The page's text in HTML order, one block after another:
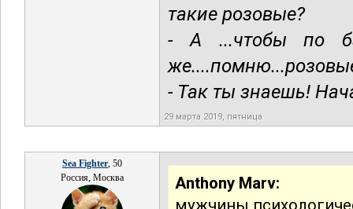
такие розовые?
- А ...чтобы по
- Так ты знаешь!
29 марта 2019, пятница
Sea Fighter, 50
Россия, Москва
Anthony Marv:
мужчины